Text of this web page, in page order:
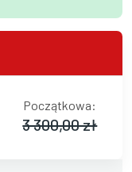
Początkowa:
3 300,00 zł